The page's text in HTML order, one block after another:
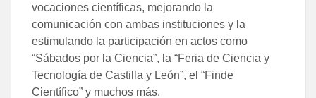
vocaciones científicas, mejorando la
comunicación con ambas instituciones y la
estimulando la participación en actos como
“Sábados por la Ciencia”, la “Feria de Ciencia y
Tecnología de Castilla y León”, el “Finde
Científico” y muchos más.